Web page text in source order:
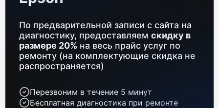
По предварительной записи с сайта на
диагностику, предоставляем скидку в
размере 20% на весь прайс услуг по
ремонту (на комплектующие скидка не
распространяется)
Перезвоним в течение 5 минут
Бесплатная диагностика при ремонте